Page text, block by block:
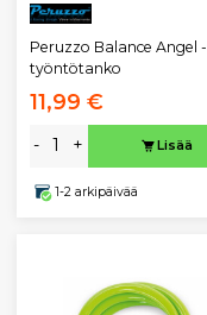
Peruzzo Balance Angel -
työntötanko
11,99 €
- + Lisää
1-2 arkipäivää